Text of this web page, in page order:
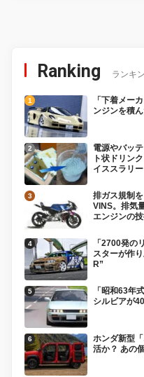
Ranking ランキ
「下着メー
ンジンを積
電源やバッ
ト状ドリン
イススラリ
排ガス規制
VINS。排気
エンジンの
「2700発の
スターが作
R”
「昭和63年
シルビアが
ホンダ新型
活か？ あの